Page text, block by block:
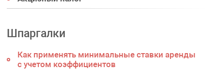
Шпаргалки
Как применять минимальные ставки аренды
с учетом коэффициентов